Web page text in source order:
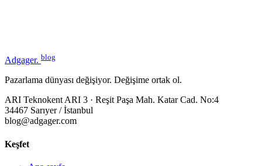
Adgager. blog
Pazarlama dünyası değişiyor. Değişime ortak ol.
ARI Teknokent ARI 3 · Reşit Paşa Mah. Katar Cad. No:4
34467 Sarıyer / İstanbul
blog@adgager.com
Keşfet